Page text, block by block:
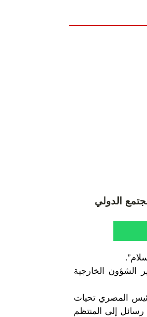
الدولي
الشؤون الخارجية
المصري تحيات
إلى المنتظم